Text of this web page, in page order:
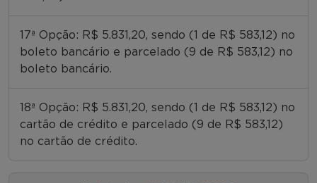
17ª Opção: R$ 5.831,20, sendo (1 de R$ 583,12) no
boleto bancário e parcelado (9 de R$ 583,12) no
boleto bancário.
18ª Opção: R$ 5.831,20, sendo (1 de R$ 583,12) no
cartão de crédito e parcelado (9 de R$ 583,12)
no cartão de crédito.